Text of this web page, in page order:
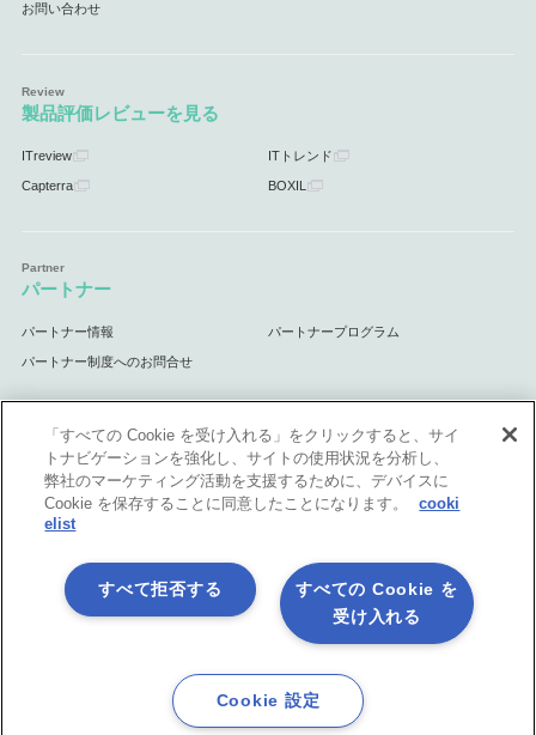
お問い合わせ
製品評価レビューを見る
ITreview ITトレンド
Capterra BOXIL
パートナー
パートナー情報 パートナープログラム
パートナー制度へのお問合せ
サポート
サポート情報
各社商標について
会社情報
©1998-2026 Asteria Corporation.
「すべての Cookie を受け入れる」をクリックすると、サイ
トナビゲーションを強化し、サイトの使用状況を分析し、
弊社のマーケティング活動を支援するために、デバイスに
Cookie を保存することに同意したことになります。
cooki
elist
すべての Cookie を
受け入れる
すべて拒否する
Cookie 設定